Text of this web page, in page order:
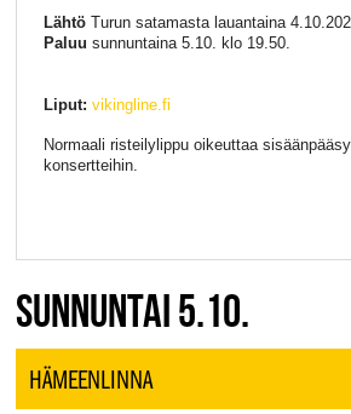
LähtöTurun satamasta lauantaina
Paluu sunnuntaina 5.10. klo 19.50.
Liput: vikingline.fi
Normaali risteilylippu oikeuttaa
konsertteihin.
SUNNUNTAI 5.10.
HÄMEENLINNA